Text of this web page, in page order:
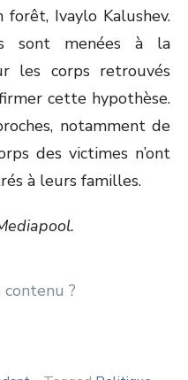
Ivaylo Kalushev.
sont menées à la
les corps retrouvés
cette hypothèse.
notamment de
des victimes n’ont
à leurs familles.